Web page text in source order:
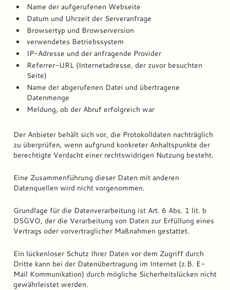
Name der aufgerufenen Webseite
Datum und Uhrzeit der Serveranfrage
Browsertyp und Browserversion
verwendetes Betriebssystem
IP-Adresse und der anfragende Provider
Referrer-URL (Internetadresse, der zuvor besuchten
Seite)
Name der abgerufenen Datei und übertragene
Datenmenge
Meldung, ob der Abruf erfolgreich war
Der Anbieter behält sich vor, die Protokolldaten nachträglich
zu überprüfen, wenn aufgrund konkreter Anhaltspunkte der
berechtigte Verdacht einer rechtswidrigen Nutzung besteht.
Eine Zusammenführung dieser Daten mit anderen
Datenquellen wird nicht vorgenommen.
Grundlage für die Datenverarbeitung ist Art. 6 Abs. 1 lit. b
DSGVO, der die Verarbeitung von Daten zur Erfüllung eines
Vertrags oder vorvertraglicher Maßnahmen gestattet.
Ein lückenloser Schutz Ihrer Daten vor dem Zugriff durch
Dritte kann bei der Datenübertragung im Internet (z.B. E-
Mail Kommunikation) durch mögliche Sicherheitslücken nicht
gewährleistet werden.